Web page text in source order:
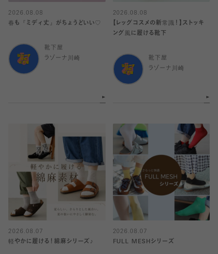
2026.08.08
春も『ミディ丈』がちょうどいい♡
靴下屋
ラゾーナ川崎
2026.08.08
【レッグコスメの新常識！】ストッキ
ング風に履ける靴下
靴下屋
ラゾーナ川崎
2026.08.07
軽やかに履ける！綿麻シリーズ♪
2026.08.07
FULL MESHシリーズ